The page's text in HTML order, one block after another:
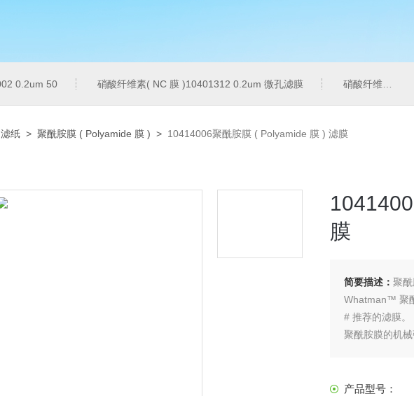
0.2um 50 硝酸纤维素( NC 膜 )10401312 0.2um 微孔滤膜 硝酸纤维素( NC 膜 )7182-004 0.2um 微孔滤膜
纸 > 聚酰胺膜 ( Polyamide 膜 ) > 10414006聚酰胺膜 ( Polyamide 膜 ) 滤膜
膜
简要描述： 聚
Whatman™ 聚
# 推荐的滤膜。
聚酰胺膜的机
产品型号：